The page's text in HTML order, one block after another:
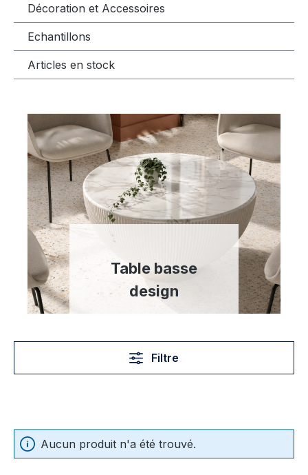
Décoration et Accessoires
Echantillons
Articles en stock
Table basse
design
Filtre
Aucun produit n'a été trouvé.